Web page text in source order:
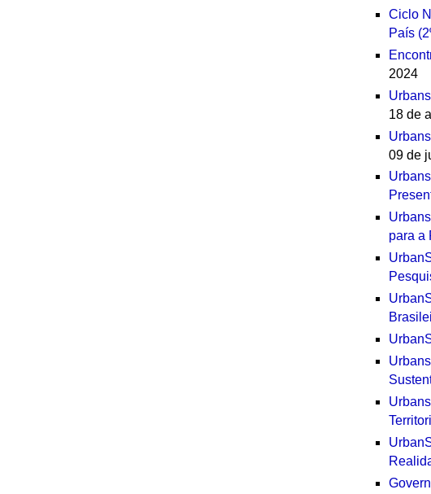
Ciclo
País
2024
18 de
09 de
para a